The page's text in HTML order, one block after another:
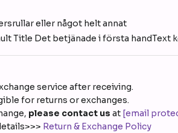
eller något helt annat
Title Det betjänade i första handText
service after receiving.
for returns or exchanges.
please contact us at [email
Return & Exchange Policy